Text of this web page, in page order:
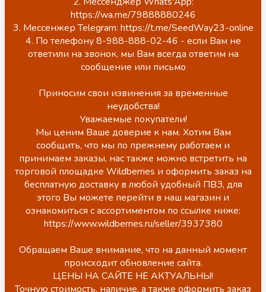
https://wa.me/79888880246
3. Мессенжер Telegram: https://t.me/SeedWay23-online
4. По телефону 8-988-888-02-46 - если Вам не
ответили на звонок, мы Вам всегда ответим на
сообщение или письмо
Приносим свои извинения за временные
неудобства!
Уважаемые покупатели!
Мы ценим Ваше доверие к нам. Хотим Вам
сообщить, что мы по прежнему работаем и
принимаем заказы, нас также можно встретить на
торговой площадке Wildberries и оформить заказ на
бесплатную доставку в любой удобный ПВЗ, для
этого Вы можете перейти в наш магазин и
ознакомиться с ассортиментом по ссылке ниже:
https://www.wildberries.ru/seller/3937380
Обращаем Ваше внимание, что на данный момент
происходит обновление сайта.
ЦЕНЫ НА САЙТЕ НЕ АКТУАЛЬНЫ!
Точную стоимость, наличие, а также оформить заказ